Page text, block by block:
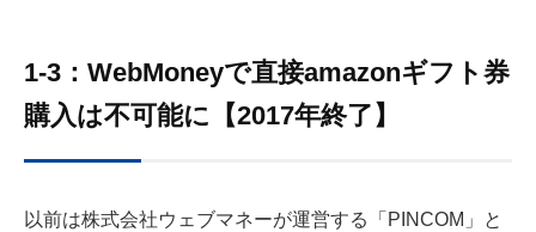
1-3：WebMoneyで直接amazonギフト券
購入は不可能に【2017年終了】
以前は株式会社ウェブマネーが運営する「PINCOM」と